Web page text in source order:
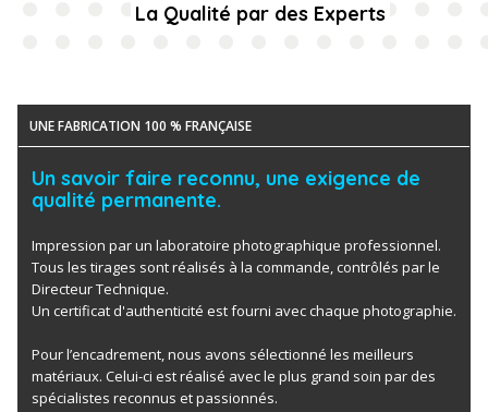
La Qualité par des Experts
UNE FABRICATION 100 % FRANÇAISE
Un savoir faire reconnu, une exigence de
qualité permanente.
Impression par un laboratoire photographique professionnel.
Tous les tirages sont réalisés à la commande, contrôlés par le
Directeur Technique.
Un certificat d'authenticité est fourni avec chaque photographie.
Pour l’encadrement, nous avons sélectionné les meilleurs
matériaux. Celui-ci est réalisé avec le plus grand soin par des
spécialistes reconnus et passionnés.